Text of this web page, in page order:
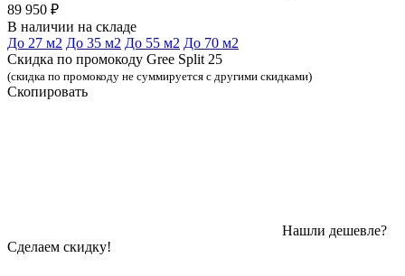
89 950 ₽
В наличии на складе
До 27 м2 До 35 м2 До 55 м2 До 70 м2
Скидка по промокоду Gree Split 25
(скидка по промокоду не суммируется с другими скидками)
Скопировать
Нашли дешевле?
Сделаем скидку!